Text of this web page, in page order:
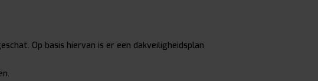
Op basis hiervan is er een dakveiligheidsplan